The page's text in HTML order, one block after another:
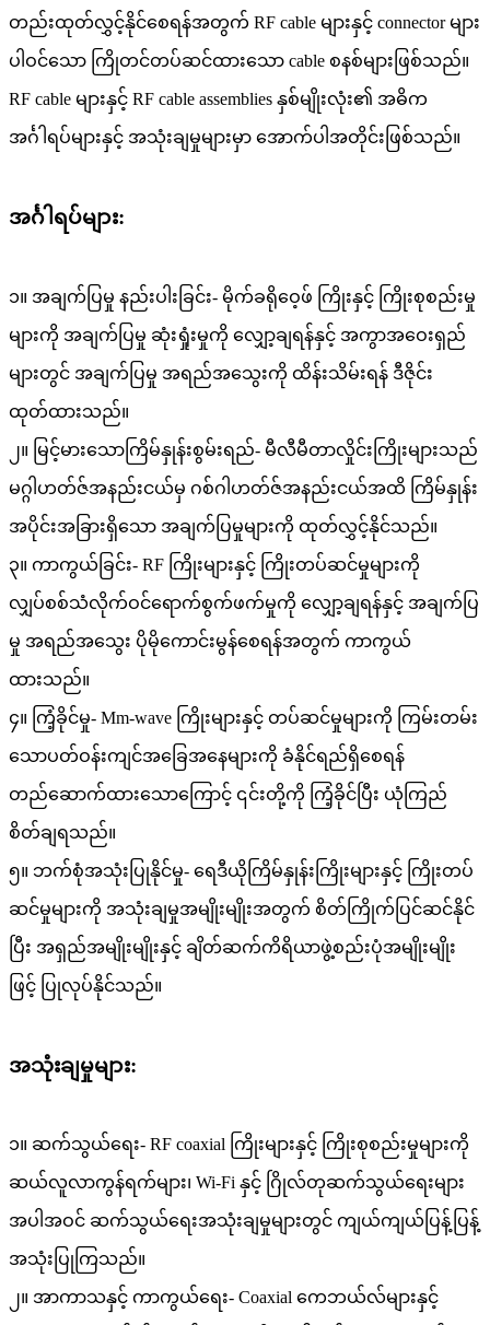
တည်းထုတ်လွှင့်နိုင်စေရန်အတွက် RF cable များနှင့် connector များ
ပါဝင်သော ကြိုတင်တပ်ဆင်ထားသော cable စနစ်များဖြစ်သည်။
RF cable များနှင့် RF cable assemblies နှစ်မျိုးလုံး၏ အဓိက
အင်္ဂါရပ်များနှင့် အသုံးချမှုများမှာ အောက်ပါအတိုင်းဖြစ်သည်။
အင်္ဂါရပ်များ:
၁။ အချက်ပြမှု နည်းပါးခြင်း- မိုက်ခရိုဝေ့ဖ် ကြိုးနှင့် ကြိုးစုစည်းမှု
များကို အချက်ပြမှု ဆုံးရှုံးမှုကို လျှော့ချရန်နှင့် အကွာအဝေးရှည်
များတွင် အချက်ပြမှု အရည်အသွေးကို ထိန်းသိမ်းရန် ဒီဇိုင်း
ထုတ်ထားသည်။
၂။ မြင့်မားသောကြိမ်နှုန်းစွမ်းရည်- မီလီမီတာလှိုင်းကြိုးများသည်
မဂ္ဂါဟတ်ဇ်အနည်းငယ်မှ ဂစ်ဂါဟတ်ဇ်အနည်းငယ်အထိ ကြိမ်နှုန်း
အပိုင်းအခြားရှိသော အချက်ပြမှုများကို ထုတ်လွှင့်နိုင်သည်။
၃။ ကာကွယ်ခြင်း- RF ကြိုးများနှင့် ကြိုးတပ်ဆင်မှုများကို
လျှပ်စစ်သံလိုက်ဝင်ရောက်စွက်ဖက်မှုကို လျှော့ချရန်နှင့် အချက်ပြ
မှု အရည်အသွေး ပိုမိုကောင်းမွန်စေရန်အတွက် ကာကွယ်
ထားသည်။
၄။ ကြံ့ခိုင်မှု- Mm-wave ကြိုးများနှင့် တပ်ဆင်မှုများကို ကြမ်းတမ်း
သောပတ်ဝန်းကျင်အခြေအနေများကို ခံနိုင်ရည်ရှိစေရန်
တည်ဆောက်ထားသောကြောင့် ၎င်းတို့ကို ကြံ့ခိုင်ပြီး ယုံကြည်
စိတ်ချရသည်။
၅။ ဘက်စုံအသုံးပြုနိုင်မှု- ရေဒီယိုကြိမ်နှုန်းကြိုးများနှင့် ကြိုးတပ်
ဆင်မှုများကို အသုံးချမှုအမျိုးမျိုးအတွက် စိတ်ကြိုက်ပြင်ဆင်နိုင်
ပြီး အရှည်အမျိုးမျိုးနှင့် ချိတ်ဆက်ကိရိယာဖွဲ့စည်းပုံအမျိုးမျိုး
ဖြင့် ပြုလုပ်နိုင်သည်။
အသုံးချမှုများ:
၁။ ဆက်သွယ်ရေး- RF coaxial ကြိုးများနှင့် ကြိုးစုစည်းမှုများကို
ဆယ်လူလာကွန်ရက်များ၊ Wi-Fi နှင့် ဂြိုလ်တုဆက်သွယ်ရေးများ
အပါအဝင် ဆက်သွယ်ရေးအသုံးချမှုများတွင် ကျယ်ကျယ်ပြန့်ပြန့်
အသုံးပြုကြသည်။
၂။ အာကာသနှင့် ကာကွယ်ရေး- Coaxial ကေဘယ်လ်များနှင့်